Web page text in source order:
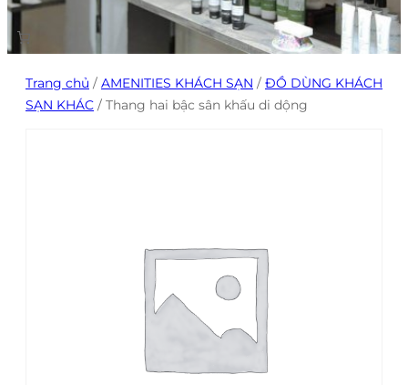
Trang chủ / AMENITIES KHÁCH SẠN / ĐỒ DÙNG KHÁCH
SẠN KHÁC / Thang hai bậc sân khấu di dộng